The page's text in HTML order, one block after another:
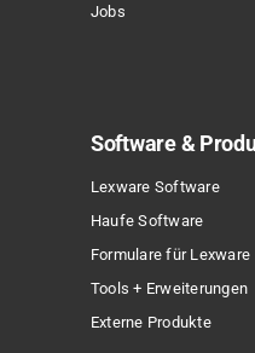
Jobs
Software &
Lexware Software
Haufe Software
Formulare für Lexware
Tools + Erweiterungen
Externe Produkte